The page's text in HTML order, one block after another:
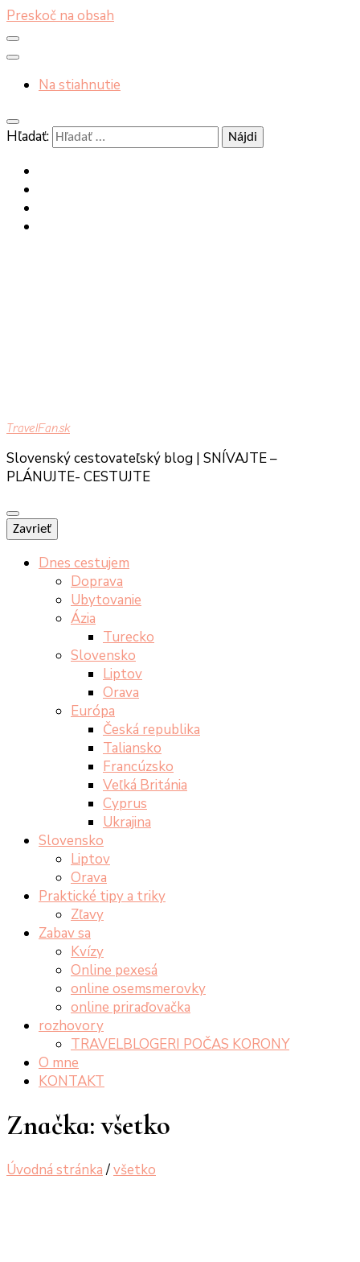
Preskoč na obsah
Na stiahnutie
Hľadať:
TravelFan.sk
Slovenský cestovateľský blog | SNÍVAJTE –
PLÁNUJTE- CESTUJTE
Zavrieť
Dnes cestujem
Doprava
Ubytovanie
Ázia
Turecko
Slovensko
Liptov
Orava
Európa
Česká republika
Taliansko
Francúzsko
Veľká Británia
Cyprus
Ukrajina
Slovensko
Liptov
Orava
Praktické tipy a triky
Zľavy
Zabav sa
Kvízy
Online pexesá
online osemsmerovky
online priraďovačka
rozhovory
TRAVELBLOGERI POČAS KORONY
O mne
KONTAKT
Značka:všetko
Úvodná stránka /všetko